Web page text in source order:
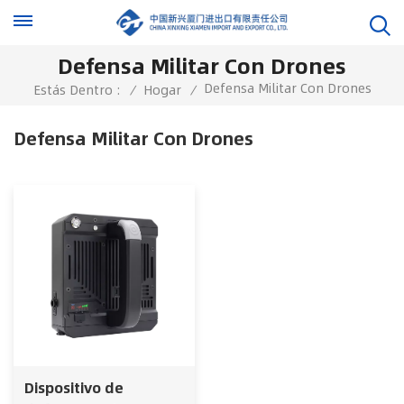
Defensa Militar Con Drones
Estás Dentro : / Hogar / Defensa Militar Con Drones
Defensa Militar Con Drones
Dispositivo de